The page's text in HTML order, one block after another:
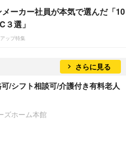
ーカー社員が本気で選んだ「10
３選」
ップ特集
さらに見る
/シフト相談可/介護付き有料老人
ズホーム本館